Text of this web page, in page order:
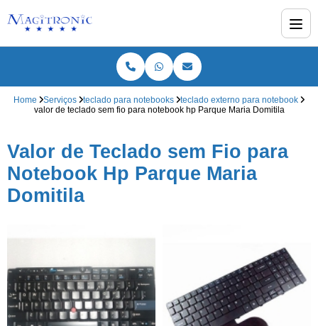
Home Serviços teclado para notebooks
teclado externo para notebook
valor de teclado sem fio para notebook hp Parque Maria Domitila
Valor de Teclado sem Fio para
Notebook Hp Parque Maria
Domitila